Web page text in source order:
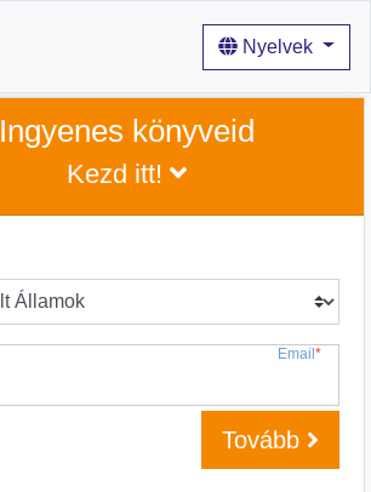
Nyelvek
Ingyenes könyveid
Kezd itt!
Email *
Tovább